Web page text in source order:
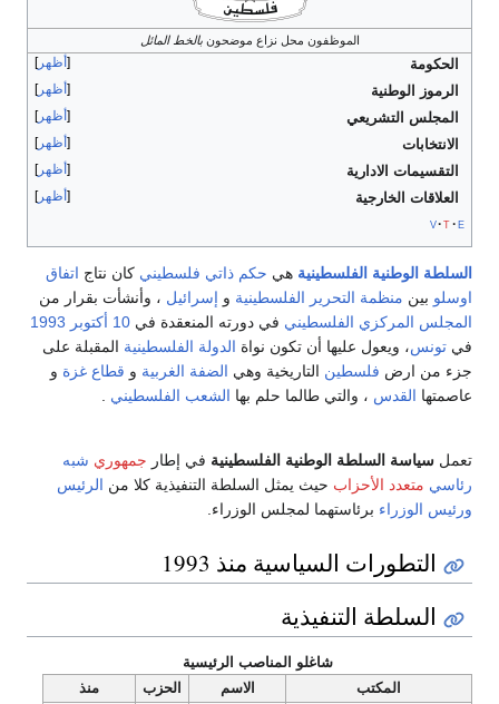
الموظفون محل نزاع موضحونبالخط المائل
أظهر الحكومة
أظهر الرموز الوطنية
أظهر المجلس التشريعي
أظهر الانتخابات
أظهر التقسيمات الادارية
أظهر العلاقات الخارجية
v t e
السلطة الوطنية الفلسطينية هي حكم ذاتي فلسطيني كان نتاج اتفاق
اوسلو بين منظمة التحرير الفلسطينية و إسرائيل ، وأنشأت بقرار من
المجلس المركزي الفلسطيني في دورته المنعقدة في 10 أكتوبر
1993
في تونس، ويعول عليها أن تكون نواة الدولة الفلسطينية المقبلة على
جزء من ارض فلسطين التاريخية وهي الضفة الغربية و قطاع غزة و
عاصمتها القدس ، والتي طالما حلم بها الشعب الفلسطيني .
تعمل سياسة السلطة الوطنية الفلسطينية في إطار جمهوري شبه
رئاسي متعدد الأحزاب حيث يمثل السلطة التنفيذية كلا من الرئيس
ورئيس الوزراء برئاستهما لمجلس الوزراء.
التطورات السياسية منذ 1993
السلطة التنفيذية
شاغلو المناصب الرئيسية
المكتب
الاسم الحزب
منذ